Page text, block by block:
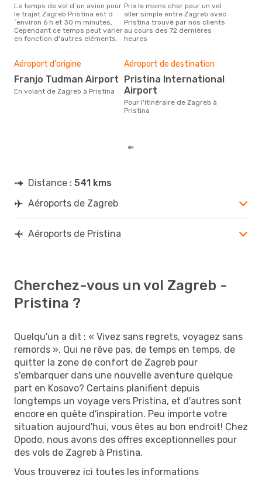
Le temps de vol d´un avion pour
le trajet Zagreb Pristina est d
´environ 6 h et 30 m minutes,
Cependant ce temps peut varier
en fonction d'autres eléments.
Prix le moins cher pour un vol
aller simple entre Zagreb avec
Pristina trouvé par nos clients
au cours des 72 dernières
heures
Aéroport d'origine
Franjo Tudman Airport
En volant de Zagreb à Pristina
Aéroport de destination
Pristina International
Airport
Pour l'itinéraire de Zagreb à
Pristina
Distance : 541 kms
Aéroports de Zagreb
Aéroports de Pristina
Cherchez-vous un vol Zagreb -
Pristina ?
Quelqu'un a dit : « Vivez sans regrets, voyagez sans
remords ». Qui ne rêve pas, de temps en temps, de
quitter la zone de confort de Zagreb pour
s'embarquer dans une nouvelle aventure quelque
part en Kosovo? Certains planifient depuis
longtemps un voyage vers Pristina, et d'autres sont
encore en quête d'inspiration. Peu importe votre
situation aujourd'hui, vous êtes au bon endroit! Chez
Opodo, nous avons des offres exceptionnelles pour
des vols de Zagreb à Pristina.
Vous trouverez ici toutes les informations